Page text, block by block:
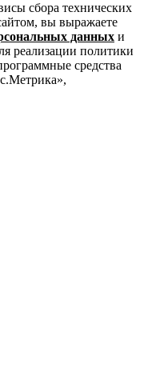
сбора технических
вы выражаете
данных и
реализации политики
средства